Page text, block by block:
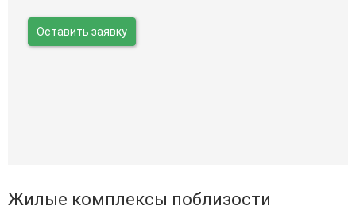
Оставить заявку
Жилые комплексы поблизости